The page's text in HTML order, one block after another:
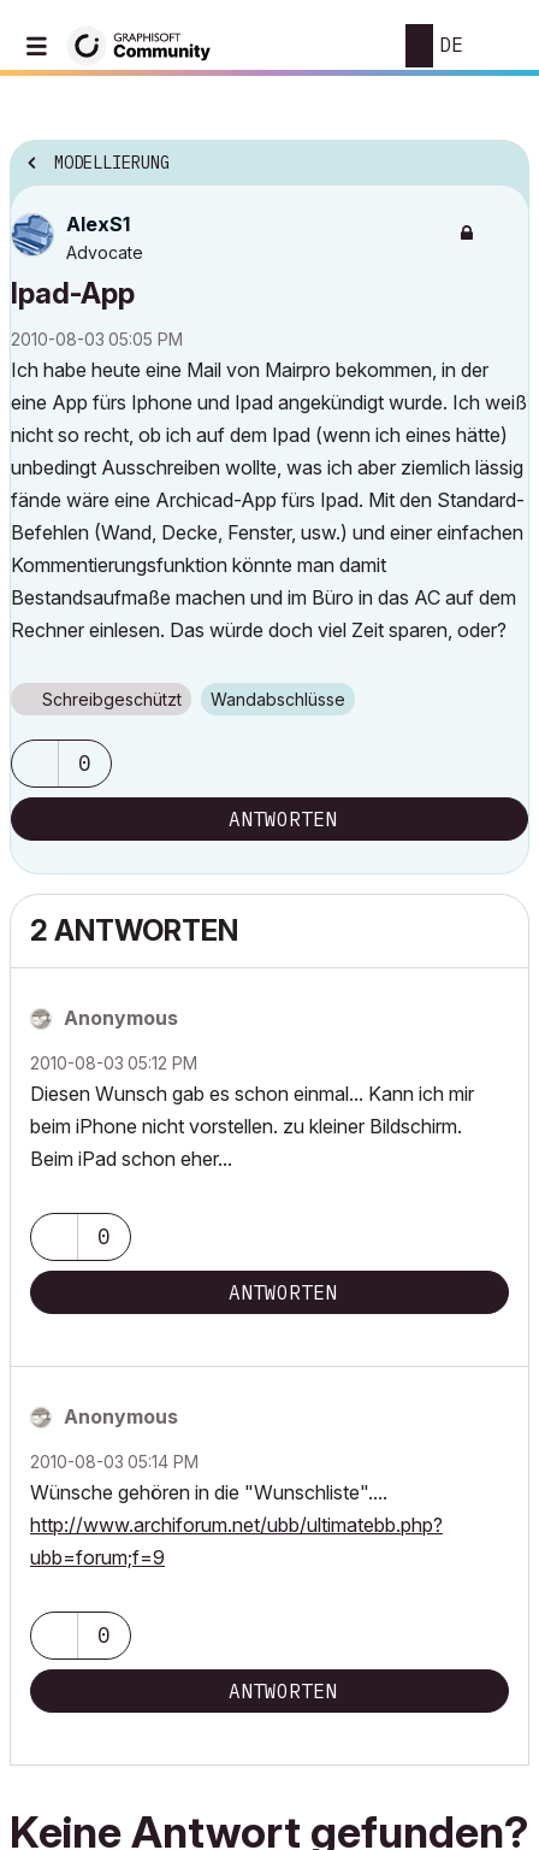
DE
MODELLIERUNG
AlexS1
Advocate
Ipad-App
‎2010-08-03 05:05 PM
Ich habe heute eine Mail von Mairpro bekommen, in der
eine App fürs Iphone und Ipad angekündigt wurde. Ich weiß
nicht so recht, ob ich auf dem Ipad (wenn ich eines hätte)
unbedingt Ausschreiben wollte, was ich aber ziemlich lässig
fände wäre eine Archicad-App fürs Ipad. Mit den Standard-
Befehlen (Wand, Decke, Fenster, usw.) und einer einfachen
Kommentierungsfunktion könnte man damit
Bestandsaufmaße machen und im Büro in das AC auf dem
Rechner einlesen. Das würde doch viel Zeit sparen, oder?
Schreibgeschützt Wandabschlüsse
0
ANTWORTEN
2 ANTWORTEN
Anonymous
‎2010-08-03 05:12 PM
Diesen Wunsch gab es schon einmal... Kann ich mir
beim iPhone nicht vorstellen. zu kleiner Bildschirm.
Beim iPad schon eher...
0
ANTWORTEN
Anonymous
‎2010-08-03 05:14 PM
Wünsche gehören in die "Wunschliste"....
http://www.archiforum.net/ubb/ultimatebb.php?
ubb=forum;f=9
0
ANTWORTEN
Keine Antwort gefunden?